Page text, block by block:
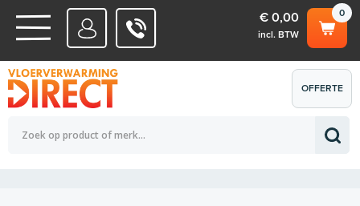
WATERSYSTEMEN
ELEKTRISCHE SYSTEMEN
0
€ 0,00
incl. BTW
Totaalbedrag (incl. BTW) € 0,00
OFFERTE
AANVRAGEN